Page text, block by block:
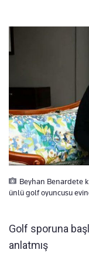
Beyhan Benardete
ünlü golf oyuncusu
Golf sporuna
anlatmış